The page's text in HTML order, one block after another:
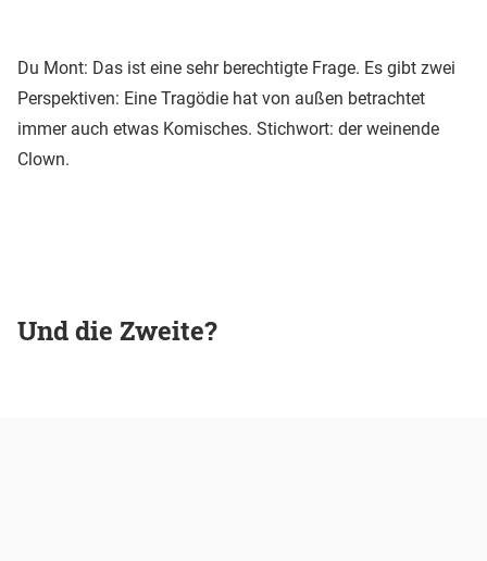
Du Mont: Das ist eine sehr berechtigte Frage. Es gibt zwei
Perspektiven: Eine Tragödie hat von außen betrachtet
immer auch etwas Komisches. Stichwort: der weinende
Clown.
Und die Zweite?